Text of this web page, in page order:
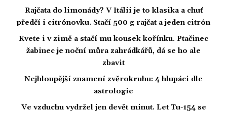
Rajčata do limonády? V Itálii je to klasika a chuť
předčí i citrónovku. Stačí 500 g rajčat a jeden citrón
Kvete i v zimě a stačí mu kousek kořínku. Ptačinec
žabinec je noční můra zahrádkářů, dá se ho ale
zbavit
Nejhloupější znamení zvěrokruhu: 4 hlupáci dle
astrologie
Ve vzduchu vydržel jen devět minut. Let Tu-154 se